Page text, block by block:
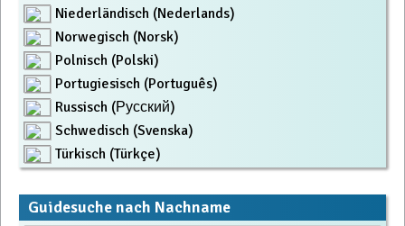
Niederländisch (Nederlands)
Norwegisch (Norsk)
Polnisch (Polski)
Portugiesisch (Português)
Russisch (Русский)
Schwedisch (Svenska)
Türkisch (Türkçe)
Guidesuche nach Nachname